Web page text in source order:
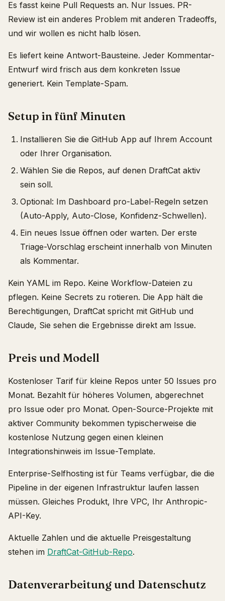
Es fasst keine Pull Requests an. Nur Issues. PR-
Review ist ein anderes Problem mit anderen Tradeoffs,
und wir wollen es nicht halb lösen.
Es liefert keine Antwort-Bausteine. Jeder Kommentar-
Entwurf wird frisch aus dem konkreten Issue
generiert. Kein Template-Spam.
Setup in fünf Minuten
Installieren Sie die GitHub App auf Ihrem Account
oder Ihrer Organisation.
Wählen Sie die Repos, auf denen DraftCat aktiv
sein soll.
Optional: Im Dashboard pro-Label-Regeln setzen
(Auto-Apply, Auto-Close, Konfidenz-Schwellen).
Ein neues Issue öffnen oder warten. Der erste
Triage-Vorschlag erscheint innerhalb von Minuten
als Kommentar.
Kein YAML im Repo. Keine Workflow-Dateien zu
pflegen. Keine Secrets zu rotieren. Die App hält die
Berechtigungen, DraftCat spricht mit GitHub und
Claude, Sie sehen die Ergebnisse direkt am Issue.
Preis und Modell
Kostenloser Tarif für kleine Repos unter 50 Issues pro
Monat. Bezahlt für höheres Volumen, abgerechnet
pro Issue oder pro Monat. Open-Source-Projekte mit
aktiver Community bekommen typischerweise die
kostenlose Nutzung gegen einen kleinen
Integrationshinweis im Issue-Template.
Enterprise-Selfhosting ist für Teams verfügbar, die die
Pipeline in der eigenen Infrastruktur laufen lassen
müssen. Gleiches Produkt, Ihre VPC, Ihr Anthropic-
API-Key.
Aktuelle Zahlen und die aktuelle Preisgestaltung
stehen im DraftCat-GitHub-Repo.
Datenverarbeitung und Datenschutz